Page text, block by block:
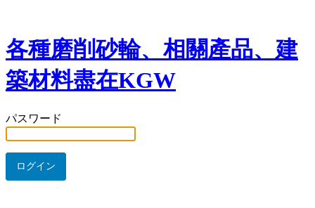
各種磨削砂輪、相關產品、建
築材料盡在KGW
パスワード